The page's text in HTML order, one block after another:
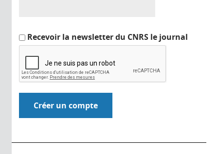
Recevoir la newsletter du CNRS le journal